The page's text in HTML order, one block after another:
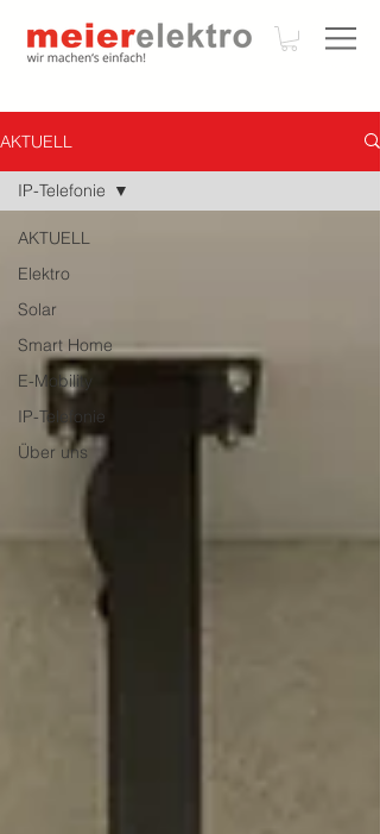
AKTUELL
AKTUELL
Elektro
Solar
Smart Home
E-Mobility
IP-Telefonie
Über uns
IP-Telefonie